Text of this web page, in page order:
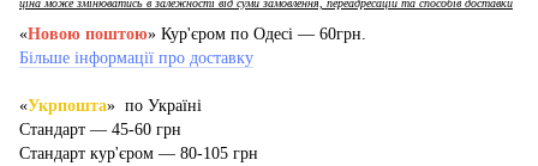
ціна може змінюватись в залежності від суми замовлення, переадресацій та способів доставки
«Новою поштою» Кур'єром по Одесі — 60грн.
Більше інформації про доставку
«Укрпошта» по Україні
Стандарт — 45-60 грн
Стандарт кур'єром — 80-105 грн